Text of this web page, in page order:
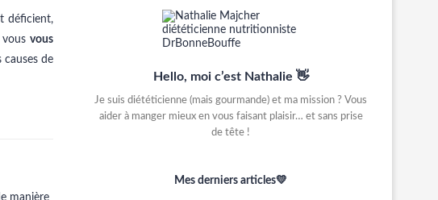
déficient,
vous vous
causes de
manière
Hello, moi c’est Nathalie 👋
Je suis diététicienne (mais gourmande) et ma mission ? Vous
aider à manger mieux en vous faisant plaisir… et sans prise
de tête !
Mes derniers articles💛